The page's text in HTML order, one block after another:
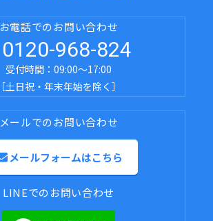
お電話でのお問い合わせ
0120-968-824
受付時間：09:00～17:00
［土日祝・年末年始を除く］
メールでのお問い合わせ
メールフォームはこちら
LINEでのお問い合わせ